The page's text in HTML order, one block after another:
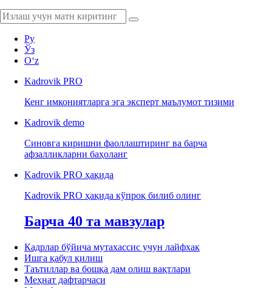
Ру
Ўз
Oʻz
Kadrovik PRO
Кенг имкониятларга эга эксперт маълумот тизими
Kadrovik demo
Синовга киришни фаоллаштиринг ва барча
афзалликларни баҳоланг
Kadrovik PRO ҳақида
Kadrovik PRO ҳақида кўпроқ билиб олинг
Барча 40 та мавзулар
Кадрлар бўйича мутахассис учун лайфхак
Ишга қабул қилиш
Таътиллар ва бошқа дам олиш вақтлари
Меҳнат дафтарчаси